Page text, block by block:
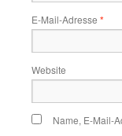
E-Mail-Adresse *
Website
Name, E-Mail-